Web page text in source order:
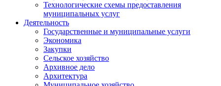
Технологические схемы предоставления
муниципальных услуг
Деятельность
Государственные и муниципальные услуги
Экономика
Закупки
Сельское хозяйство
Архивное дело
Архитектура